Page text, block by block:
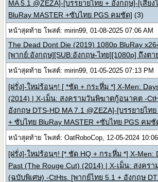
MA 5.1 @ZEZA]-[บรรยายไทย + อังกฤษ]-[เสีย
BluRay MASTER +ซับไทย PGS คมชัด] (3)
หน้าสุดท้าย โพสต์: mirin99, 01-08-2025 07:06 AM
The Dead Dont Die (2019) 1080p BluRay
[พากย์:อังกฤษ][SUB:อังกฤษ-ไทย][1080p] ถึงตา
หน้าสุดท้าย โพสต์: mirin99, 01-05-2025 07:13 PM
[ฝรั่ง]-ใหม่ร้อนๆ! [ *ชัด + กระหึ่ม *] X-Men:
(2014) | X-เม็น: สงครามวันพิฆาตกู้อนาคต -
อังกฤษ DTS-HD MA 7.1 @ZEZA]-[บรรยายไท
+ ซับไทย BluRay MASTER +ซับไทย PGS คมชั
หน้าสุดท้าย โพสต์: OatRoboCop, 12-05-2024
[ฝรั่ง]-ใหม่ร้อนๆ! [* ชัด HQ + กระหึ่ม *] X-Men:
Past (The Rouge Cut) (2014) | X-เม็น: สงค
(ฉบับพิเศษ) -CtHts. [พากย์ไทย 5.1 + อังกฤษ